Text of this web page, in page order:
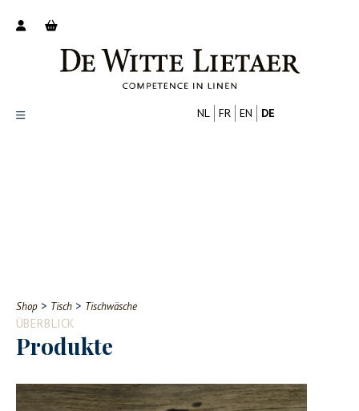
Contact
NL FR EN DE
Shop > Tisch > Tischwäsche
ÜBERBLICK
Produkte